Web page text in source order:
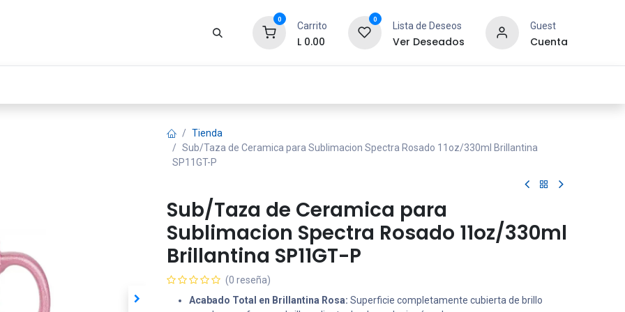
0
Carrito
L 0.00
0
Lista de Deseos
Ver Deseados
Guest
Cuenta
Tienda
Sub/Taza de Ceramica para Sublimacion Spectra Rosado 11oz/330ml Brillantina
SP11GT-P
Sub/Taza de Ceramica para
Sublimacion Spectra Rosado 11oz/330ml
Brillantina SP11GT-P
(0 reseña)
Acabado Total en Brillantina Rosa: Superficie completamente cubierta de brillo